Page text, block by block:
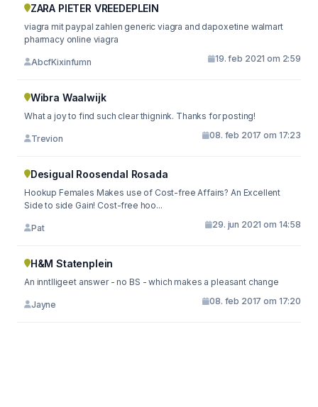
ZARA PIETER VREEDEPLEIN
viagra mit paypal zahlen generic viagra and dapoxetine walmart
pharmacy online viagra
AbcfKixinfumn 19. feb 2021 om 2:59
Wibra Waalwijk
What a joy to find such clear thignink. Thanks for posting!
Trevion 08. feb 2017 om 17:23
Desigual Roosendal Rosada
Hookup Females Makes use of Cost-free Affairs? An Excellent
Side to side Gain! Cost-free hoo...
Pat 29. jun 2021 om 14:58
H&M Statenplein
An inntlligeet answer - no BS - which makes a pleasant change
Jayne 08. feb 2017 om 17:20